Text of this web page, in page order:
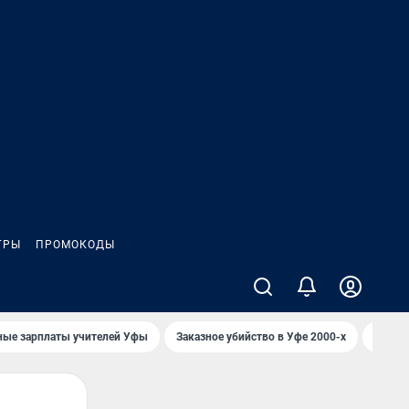
ПРОМОКОДЫ
зарплаты учителей Уфы Заказное убийство в Уфе 2000-х